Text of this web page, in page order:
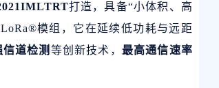
打造，具备“小体积、高
模组，它在延续低功耗与远距
道检测 等创新技术， 最高通信速率